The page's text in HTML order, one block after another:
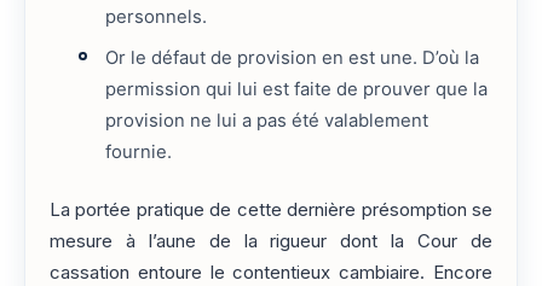
personnels.
Or le défaut de provision en est une. D’où la
permission qui lui est faite de prouver que la
provision ne lui a pas été valablement
fournie.
La portée pratique de cette dernière présomption se
mesure à l’aune de la rigueur dont la Cour de
cassation entoure le contentieux cambiaire. Encore